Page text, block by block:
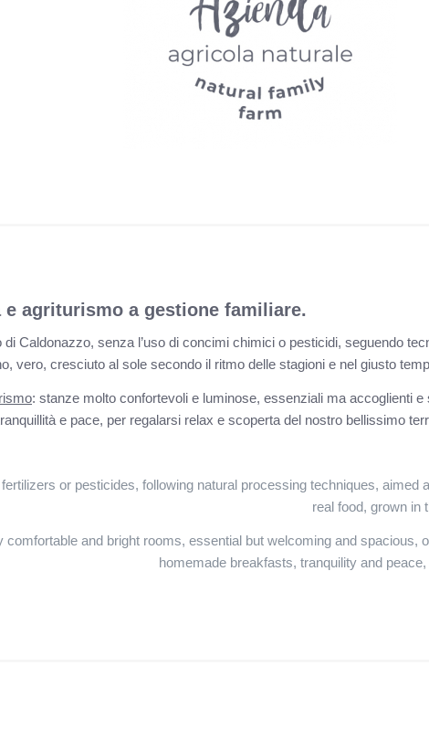
agriturismo a gestione familiare.
di Caldonazzo, senza l’uso di concimi chimici o pesticidi, seguendo
vero, cresciuto al sole secondo il ritmo delle stagioni e nel giusto
: stanze molto confortevoli e luminose, essenziali ma accoglienti
e pace, per regalarsi relax e scoperta del nostro bellissimo
or pesticides, following natural processing techniques, aimed
real food, grown in
and bright rooms, essential but welcoming and spacious,
homemade breakfasts, tranquility and